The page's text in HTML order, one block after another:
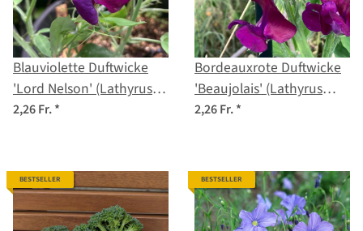
Blauviolette Duftwicke
'Lord Nelson' (Lathyrus
odoratus) Samen
2,26 Fr.*
Bordeauxrote Duftwicke
'Beaujolais' (Lathyrus
odoratus) Samen
2,26 Fr.*
BESTSELLER BESTSELLER